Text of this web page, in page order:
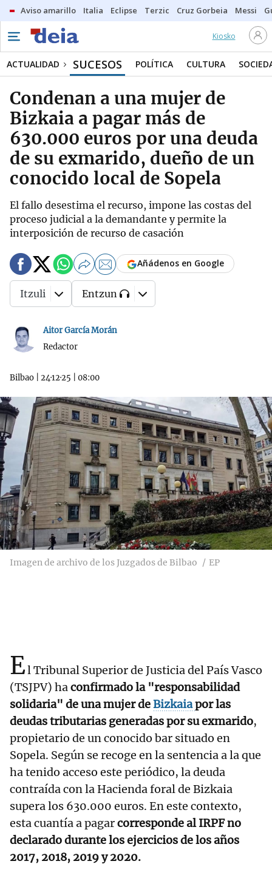
Aviso amarillo Italia Eclipse Terzic Cruz Gorbeia Messi
Kiosko
ACTUALIDAD SUCESOS POLÍTICA CULTURA
Condenan a una mujer de
Bizkaia a pagar más de
630.000 euros por una deuda
de su exmarido, dueño de un
conocido local de Sopela
El fallo desestima el recurso, impone las costas del
proceso judicial a la demandante y permite la
interposición de recurso de casación
Aitor García Morán
Redactor
Bilbao 24·12·25 08:00
Añádenos en Google
Itzuli Entzun
Imagen de archivo de los Juzgados de Bilbao EP
El Tribunal Superior de Justicia del País Vasco
(TSJPV) haconfirmado la "responsabilidad
solidaria" de una mujer deBizkaiapor las
deudas tributarias generadas por su exmarido,
propietario de un conocido bar situado en
Sopela. Según se recoge en la sentencia a la que
ha tenido acceso este periódico, la deuda
contraída con la Hacienda foral de Bizkaia
supera los 630.000 euros. En este contexto,
esta cuantía a pagarcorresponde al IRPF no
declarado durante los ejercicios de los años
2017, 2018, 2019 y 2020.